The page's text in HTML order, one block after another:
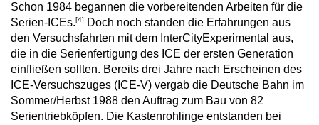
Schon 1984 begannen die vorbereitenden Arbeiten für die
Serien-ICEs.[4]
Doch noch standen die Erfahrungen aus
den Versuchsfahrten mit dem InterCityExperimental aus,
die in die Serienfertigung des ICE der ersten Generation
einfließen sollten. Bereits drei Jahre nach Erscheinen des
ICE-Versuchszuges (ICE-V) vergab die Deutsche Bahn im
Sommer/Herbst 1988 den Auftrag zum Bau von 82
Serientriebköpfen. Die Kastenrohlinge entstanden bei